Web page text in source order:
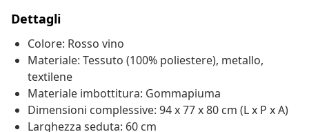
Dettagli
Colore: Rosso vino
Materiale: Tessuto (100% poliestere), metallo,
textilene
Materiale imbottitura: Gommapiuma
Dimensioni complessive: 94 x 77 x 80 cm (L x P x A)
Larghezza seduta: 60 cm